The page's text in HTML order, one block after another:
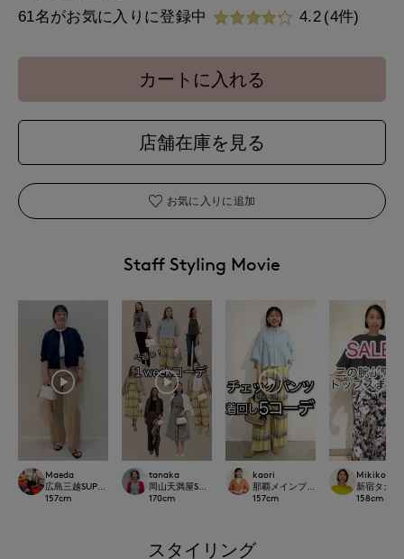
61名がお気に入りに登録中 4.2 (4件)
カートに入れる
店舗在庫を見る
お気に入りに追加
Staff Styling Movie
Maeda
広島三越SUPERIORCLOSET
157cm
tanaka
岡山天満屋SUPERIORCLOSET
170cm
kaori
那覇メインプレイス
157cm
Mikiko
新宿タカシ
158cm
スタイリング